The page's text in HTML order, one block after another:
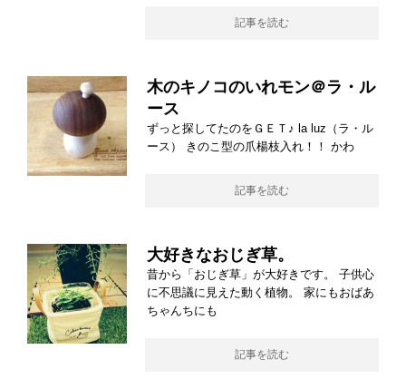
記事を読む
木のキノコのいれモン＠ラ・ル
ース
ずっと探してたのをＧＥＴ♪ la luz（ラ・ル
ース） きのこ型の爪楊枝入れ！！ かわ
記事を読む
大好きなおじぎ草。
昔から「おじぎ草」が大好きです。 子供心
に不思議に見えた動く植物。 家にもおばあ
ちゃんちにも
記事を読む